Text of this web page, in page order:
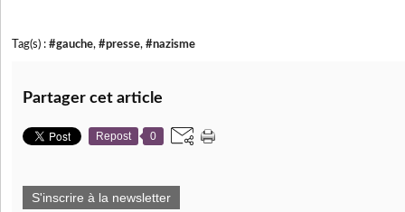
Tag(s) : #gauche, #presse, #nazisme
Partager cet article
Repost 0
S'inscrire à la newsletter